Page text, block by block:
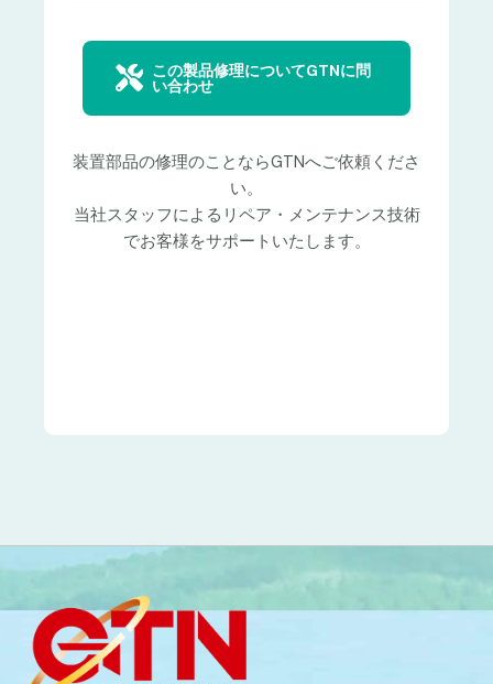
この製品修理についてGTNに問
い合わせ
装置部品の修理のことならGTNへご依頼くださ
い。
当社スタッフによるリペア・メンテナンス技術
でお客様をサポートいたします。